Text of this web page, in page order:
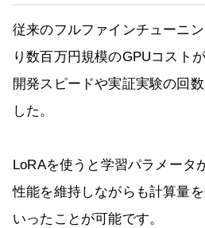
従来のフルファインチューニ
り数百万円規模のGPUコスト
開発スピードや実証実験の回
した。
LoRAを使うと学習パラメータ
性能を維持しながらも計算量
いったことが可能です。